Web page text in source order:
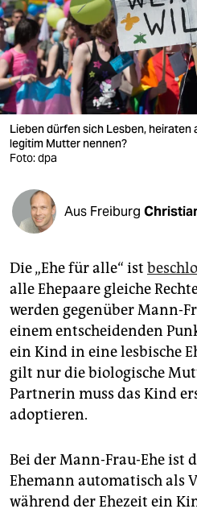
nord
wahrheit
verlag
verlag
veranstaltungen
fragen & hilfe
abo
genossenschaft
epaper login
Lieben dürfen sich Lesben, heiraten
legitim Mutter nennen?
Foto: dpa
Aus Freiburg
Die „Ehe für alle“ ist
alle Ehepaare gleiche
werden gegenüber Mann-
einem entscheidenden
ein Kind in eine lesbische
gilt nur die biologische
Partnerin muss das Kind
adoptieren.
Bei der Mann-Frau-Ehe ist
Ehemann automatisch als
während der Ehezeit ein